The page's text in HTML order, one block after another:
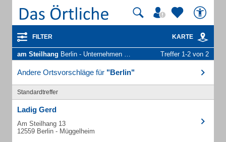
FILTER KARTE
am Steilhang Berlin - Unternehmen und Personen Treffer 1-2 von 2
Andere Ortsvorschläge für "Berlin"
Standardtreffer
Ladig Gerd
Am Steilhang 13
12559 Berlin - Müggelheim